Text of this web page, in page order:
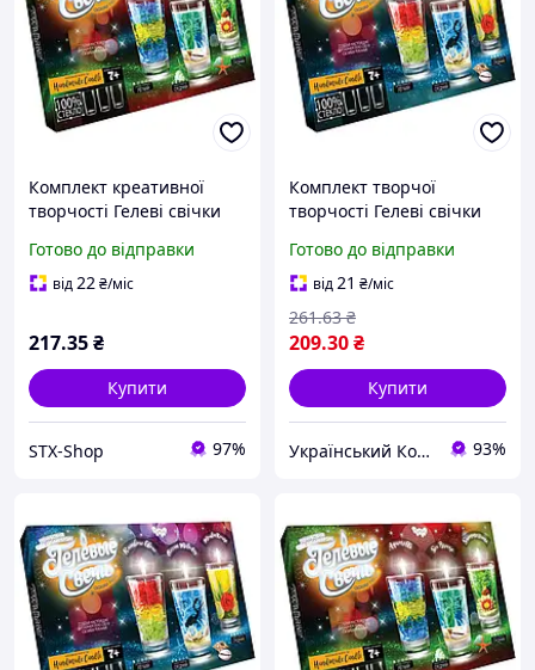
Комплект креативної
творчості Гелеві свічки
інтер'єру GS-02-02
Готово до відправки
від22₴/міс
217.35₴
Купити
STX-Shop 97%
Комплект творчої
творчості Гелеві свічки
інтер'єру ukr koshik (41-
339-85)
Готово до відправки
від21 ₴/міс
209.30₴
261.63 ₴
Купити
Український Кошик 93%